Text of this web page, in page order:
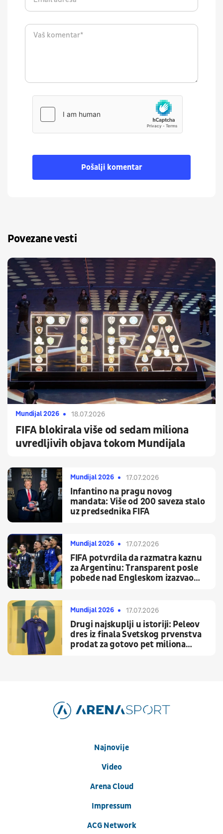
Pošalji komentar
Povezane vesti
Mundijal 2026 18.07.2026
FIFA blokirala više od sedam miliona
uvredljivih objava tokom Mundijala
Mundijal 2026 17.07.2026
Infantino na pragu novog
mandata: Više od 200 saveza stalo
uz predsednika FIFA
Mundijal 2026 17.07.2026
FIFA potvrdila da razmatra kaznu
za Argentinu: Transparent posle
pobede nad Engleskom izazvao
Mundijal 2026 17.07.2026
Drugi najskuplji u istoriji: Peleov
dres iz finala Svetskog prvenstva
prodat za gotovo pet miliona
Najnovije
Video
Arena Cloud
Impressum
ACG Network